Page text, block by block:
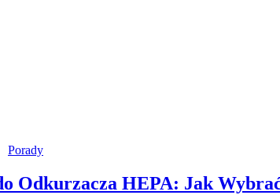
Porady
Odkurzacza HEPA: Jak